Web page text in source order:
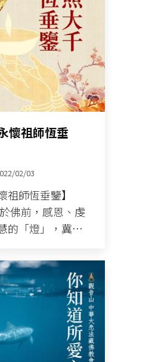
懷祖師恆垂
02/03
祖師恆垂鑒】
佛前，感恩、虔
的「燈」，冀…